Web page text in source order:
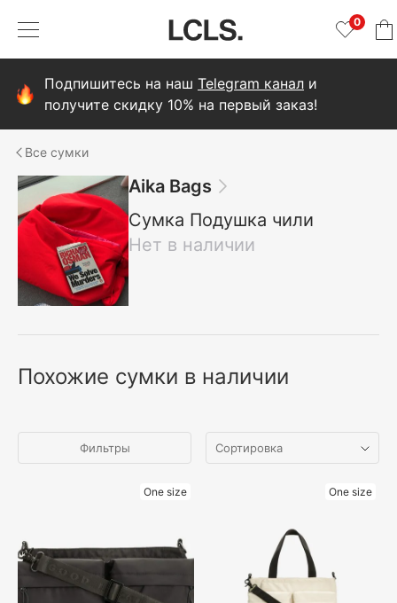
0
Подпишитесь на наш Telegram канал и
получите скидку 10% на первый заказ!
сумки
Aika Bags
Сумка Подушка чили
Нет в наличии
Похожие сумки в наличии
Фильтры
One size One size